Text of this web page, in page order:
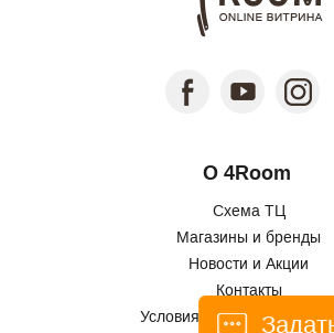
О 4Room
Схема ТЦ
Магазины и бренды
Новости и Акции
Контакты
Условия использования